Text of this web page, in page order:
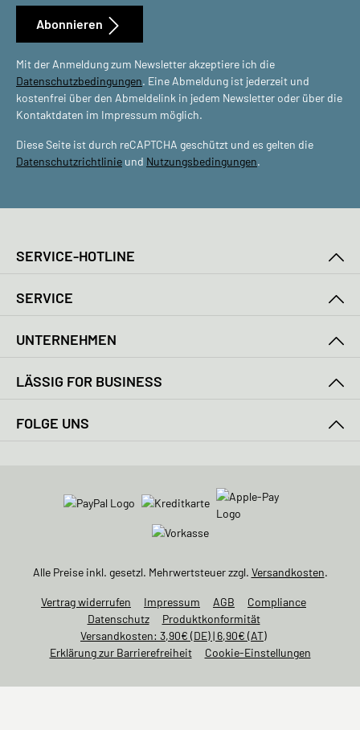
Mit der Anmeldung zum Newsletter akzeptiere ich die
Datenschutzbedingungen. Eine Abmeldung ist jederzeit und
kostenfrei über den Abmeldelink in jedem Newsletter oder über die
Kontaktdaten im Impressum möglich.
Diese Seite ist durch reCAPTCHA geschützt und es gelten die
Datenschutzrichtlinie und Nutzungsbedingungen.
Abonnieren
SERVICE-HOTLINE
SERVICE
UNTERNEHMEN
LÄSSIG FOR BUSINESS
FOLGE UNS
Alle Preise inkl. gesetzl. Mehrwertsteuer zzgl. Versandkosten.
Vertrag widerrufen Impressum AGB
Compliance
Datenschutz
Produktkonformität
Versandkosten: 3,90€ (DE) | 6,90€ (AT)
Erklärung zur Barrierefreiheit
Cookie-Einstellungen